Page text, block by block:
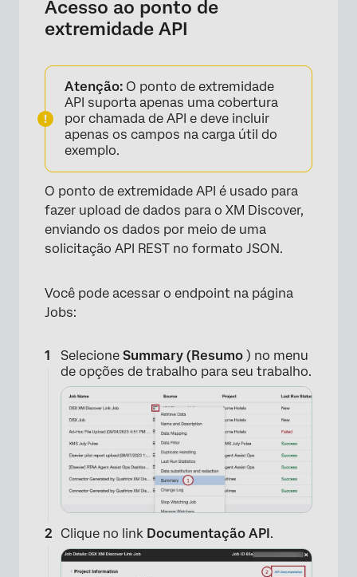
Acesso ao ponto de
extremidade API
Atenção: O ponto de extremidade
API suporta apenas uma cobertura
por chamada de API e deve incluir
apenas os campos na carga útil do
exemplo.
O ponto de extremidade API é usado para
fazer upload de dados para o XM Discover,
enviando os dados por meio de uma
solicitação API REST no formato JSON.
Você pode acessar o endpoint na página
Jobs:
Selecione Summary (Resumo ) no menu
de opções de trabalho para seu trabalho.
Clique no link Documentação API.